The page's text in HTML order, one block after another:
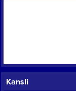
Kansli